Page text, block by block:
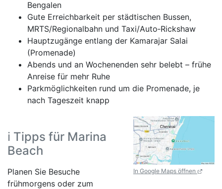
Bengalen
Gute Erreichbarkeit per städtischen Bussen,
MRTS/Regionalbahn und Taxi/Auto‑Rickshaw
Hauptzugänge entlang der Kamarajar Salai
(Promenade)
Abends und an Wochenenden sehr belebt – frühe
Anreise für mehr Ruhe
Parkmöglichkeiten rund um die Promenade, je
nach Tageszeit knapp
In Google Maps öffnen
ℹ️ Tipps für Marina
Beach
Planen Sie Besuche
frühmorgens oder zum